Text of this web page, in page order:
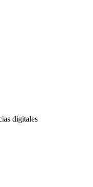
digitales